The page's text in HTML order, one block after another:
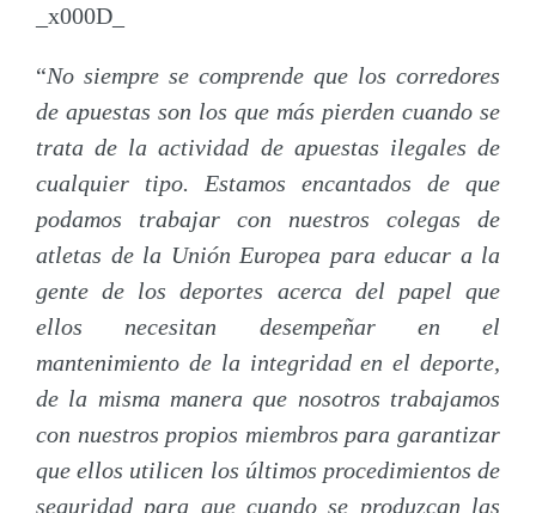
_x000D_
“No siempre se comprende que los corredores
de apuestas son los que más pierden cuando se
trata de la actividad de apuestas ilegales de
cualquier tipo. Estamos encantados de que
podamos trabajar con nuestros colegas de
atletas de la Unión Europea para educar a la
gente de los deportes acerca del papel que
ellos necesitan desempeñar en el
mantenimiento de la integridad en el deporte,
de la misma manera que nosotros trabajamos
con nuestros propios miembros para garantizar
que ellos utilicen los últimos procedimientos de
seguridad para que cuando se produzcan las